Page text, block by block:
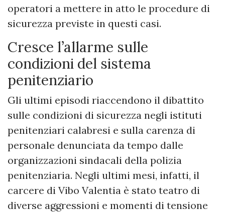
operatori a mettere in atto le procedure di
sicurezza previste in questi casi.
Cresce l’allarme sulle
condizioni del sistema
penitenziario
Gli ultimi episodi riaccendono il dibattito
sulle condizioni di sicurezza negli istituti
penitenziari calabresi e sulla carenza di
personale denunciata da tempo dalle
organizzazioni sindacali della polizia
penitenziaria. Negli ultimi mesi, infatti, il
carcere di Vibo Valentia è stato teatro di
diverse aggressioni e momenti di tensione